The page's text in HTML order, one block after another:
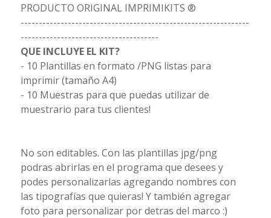
PRODUCTO ORIGINAL IMPRIMIKITS ®
---------------------------------------------------------------
--------------------------------------
QUE INCLUYE EL KIT?
- 10 Plantillas en formato /PNG listas para
imprimir (tamaño A4)
- 10 Muestras para que puedas utilizar de
muestrario para tus clientes!
No son editables. Con las plantillas jpg/png
podras abrirlas en el programa que desees y
podes personalizarlas agregando nombres con
las tipografías que quieras! Y también agregar
foto para personalizar por detras del marco :)